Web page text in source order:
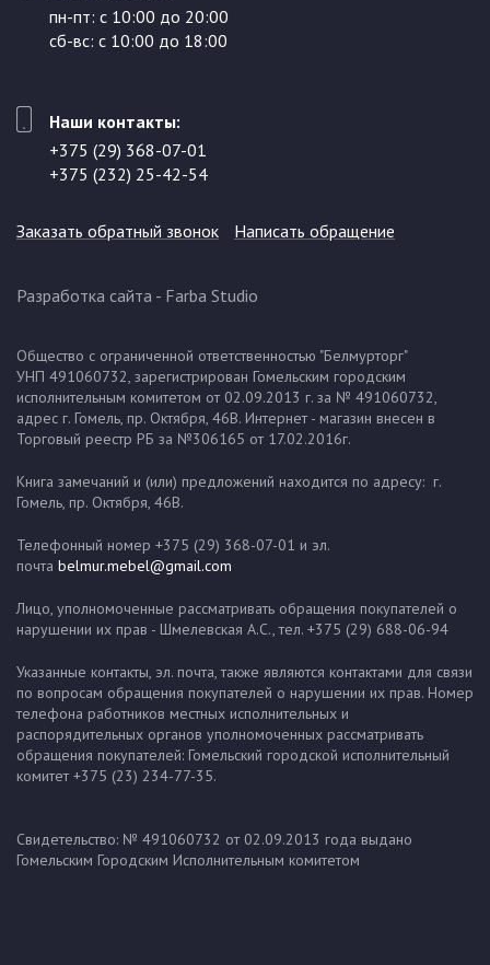
пн-пт: с 10:00 до 20:00
сб-вс: с 10:00 до 18:00
Наши контакты:
+375 (29) 368-07-01
+375 (232) 25-42-54
Заказать обратный звонок Написать обращение
Разработка сайта - Farba Studio
Общество с ограниченной ответственностью "Белмурторг"
УНП 491060732, зарегистрирован Гомельским городским
исполнительным комитетом от 02.09.2013 г. за № 491060732,
адрес г. Гомель, пр. Октября, 46В. Интернет - магазин внесен в
Торговый реестр РБ за №306165 от 17.02.2016г.
Книга замечаний и (или) предложений находится по адресу: г.
Гомель, пр. Октября, 46В.
Телефонный номер +375 (29) 368-07-01 и эл.
почта belmur.mebel@gmail.com
Лицо, уполномоченные рассматривать обращения покупателей о
нарушении их прав - Шмелевская А.С., тел. +375 (29) 688-06-94
Указанные контакты, эл. почта, также являются контактами для связи
по вопросам обращения покупателей о нарушении их прав. Номер
телефона работников местных исполнительных и
распорядительных органов уполномоченных рассматривать
обращения покупателей: Гомельский городской исполнительный
комитет +375 (23) 234-77-35.
Свидетельство: № 491060732 от 02.09.2013 года выдано
Гомельским Городским Исполнительным комитетом